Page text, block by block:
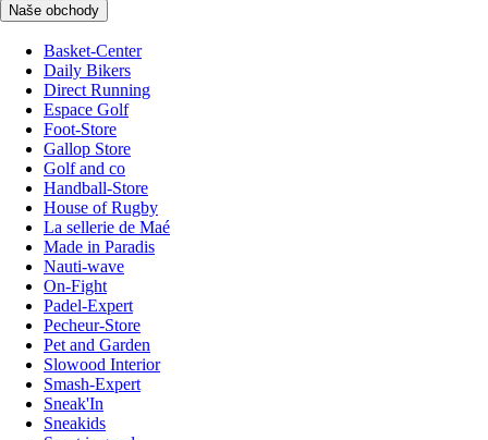
Naše obchody
Basket-Center
Daily Bikers
Direct Running
Espace Golf
Foot-Store
Gallop Store
Golf and co
Handball-Store
House of Rugby
La sellerie de Maé
Made in Paradis
Nauti-wave
On-Fight
Padel-Expert
Pecheur-Store
Pet and Garden
Slowood Interior
Smash-Expert
Sneak'In
Sneakids